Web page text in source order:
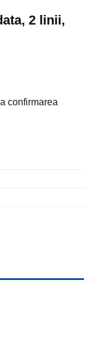
2 linii,
confirmarea